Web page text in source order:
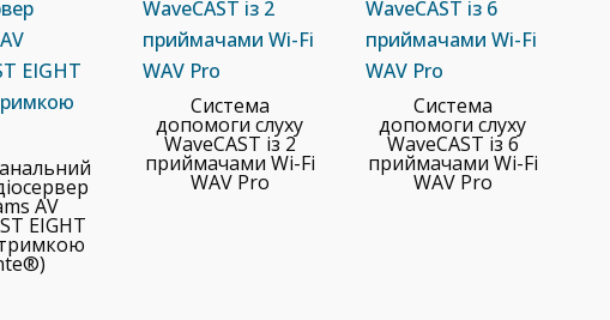
AV
EIGHT
Система
допомоги слуху
WaveCAST із 2
приймачами Wi-Fi
WAV Pro
Система
допомоги слуху
WaveCAST із 6
приймачами Wi-Fi
WAV Pro